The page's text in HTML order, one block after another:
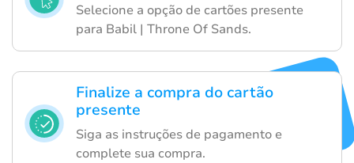
Selecione a opção de cartões presente
para Babil | Throne Of Sands.
Finalize a compra do cartão
presente
Siga as instruções de pagamento e
complete sua compra.